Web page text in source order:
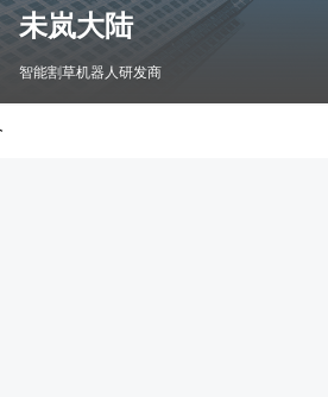
未岚大陆
智能割草机器人研发商